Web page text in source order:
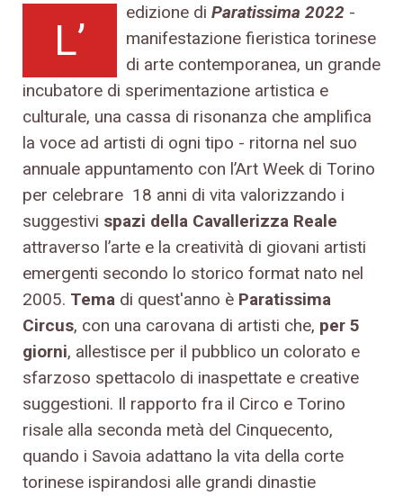
L’
edizione di Paratissima 2022 -
manifestazione fieristica torinese
di arte contemporanea, un grande
incubatore di sperimentazione artistica e
culturale, una cassa di risonanza che amplifica
la voce ad artisti di ogni tipo - ritorna nel suo
annuale appuntamento con l’Art Week di Torino
per celebrare 18 anni di vita valorizzando i
suggestivi spazi della Cavallerizza Reale
attraverso l’arte e la creatività di giovani artisti
emergenti secondo lo storico format nato nel
2005. Tema di quest'anno è Paratissima
Circus, con una carovana di artisti che, per 5
giorni, allestisce per il pubblico un colorato e
sfarzoso spettacolo di inaspettate e creative
suggestioni. Il rapporto fra il Circo e Torino
risale alla seconda metà del Cinquecento,
quando i Savoia adattano la vita della corte
torinese ispirandosi alle grandi dinastie